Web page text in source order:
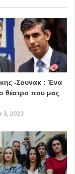
-Σουνακ : Ένα
θέατρο που μας
3, 2023